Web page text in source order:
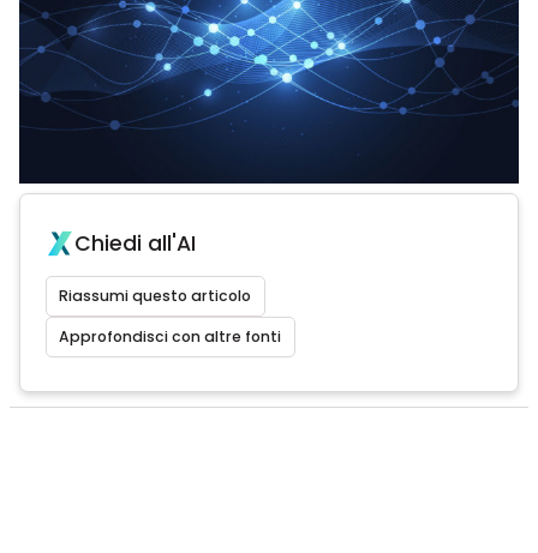
Chiedi all'AI
Riassumi questo articolo
Approfondisci con altre fonti